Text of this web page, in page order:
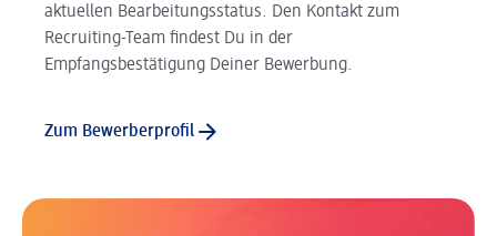
aktuellen Bearbeitungsstatus. Den Kontakt zum
Recruiting-Team findest Du in der
Empfangsbestätigung Deiner Bewerbung.
Zum Bewerberprofil